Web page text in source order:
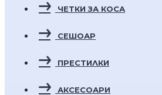
ЧЕТКИ ЗА КОСА
СЕШОАР
ПРЕСТИЛКИ
АКСЕСОАРИ